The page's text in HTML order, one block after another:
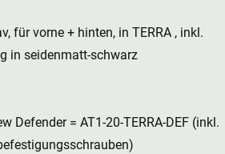
für vorne + hinten, in TERRA , inkl.
in seidenmatt-schwarz
Defender = AT1-20-TERRA-DEF (inkl.